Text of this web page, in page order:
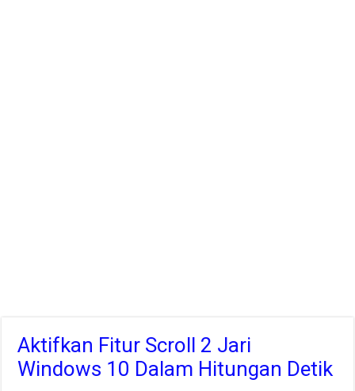
Aktifkan Fitur Scroll 2 Jari
Windows 10 Dalam Hitungan Detik